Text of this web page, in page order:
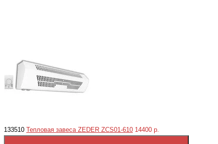
133510 Тепловая завеса ZEDER ZСS01-610 14400 р.